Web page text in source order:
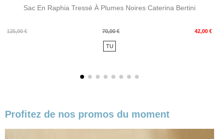
Sac En Raphia Tressé À Plumes Noires Caterina Bertini
125,00 €
Prix
70,00 € 42,00 €
Prix
TU
Profitez de nos promos du moment